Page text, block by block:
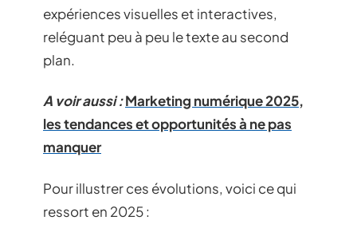
expériences visuelles et interactives,
reléguant peu à peu le texte au second
plan.
A voir aussi :Marketing numérique 2025,
les tendances et opportunités à ne pas
manquer
Pour illustrer ces évolutions, voici ce qui
ressort en 2025 :